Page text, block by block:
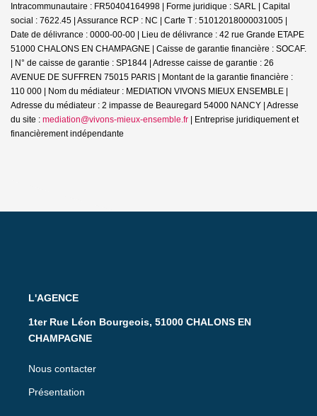
Intracommunautaire : FR50404164998 | Forme juridique : SARL | Capital
social : 7622.45 | Assurance RCP : NC | Carte T : 51012018000031005 |
Date de délivrance : 0000-00-00 | Lieu de délivrance : 42 rue Grande ETAPE
51000 CHALONS EN CHAMPAGNE | Caisse de garantie financière : SOCAF.
| N° de caisse de garantie : SP1844 | Adresse caisse de garantie : 26
AVENUE DE SUFFREN 75015 PARIS | Montant de la garantie financière :
110 000 | Nom du médiateur : MEDIATION VIVONS MIEUX ENSEMBLE |
Adresse du médiateur : 2 impasse de Beauregard 54000 NANCY | Adresse
du site : mediation@vivons-mieux-ensemble.fr | Entreprise juridiquement et
financièrement indépendante
L'AGENCE
1ter Rue Léon Bourgeois, 51000 CHALONS EN
CHAMPAGNE
Nous contacter
Présentation